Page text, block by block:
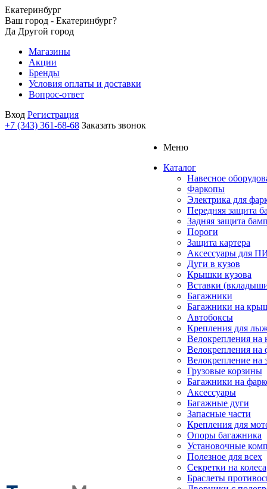
Екатеринбург
Ваш город - Екатеринбург?
Да Другой город
Магазины
Акции
Бренды
Условия оплаты и доставки
Вопрос-ответ
Вход Регистрация
+7 (343) 361-68-68 Заказать звонок
Меню
Каталог
Навесное
Фаркопы
Электрика для
Передняя защита
Задняя защита
Пороги
Защита картера
Аксессуары для
Дуги в кузов
Крышки кузова
Вставки
Багажники
Багажники на
Автобоксы
Крепления для
Велокрепления
Велокрепления на
Велокрепление на
Грузовые корзины
Багажники на
Аксессуары
Багажные дуги
Запасные части
Крепления для
Опоры багажника
Установочные
Полезное для всех
Секретки на колеса
Браслеты